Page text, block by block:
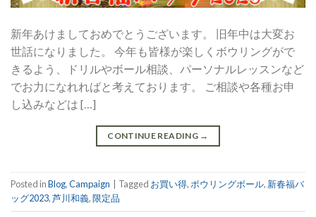
新年あけましておめでとうございます。 旧年中は大変お
世話になりました。 今年も皆様が楽しくボウリングがで
きるよう、ドリルやボール相談、パーソナルレッスンなど
でお力になれればと考えております。 ご相談や各種お申
し込みなどは […]
CONTINUE READING →
Posted inBlog,Campaign Tagged お買い得, ボウリングボール, 新春福バ
ッグ2023,芦川和義,限定品